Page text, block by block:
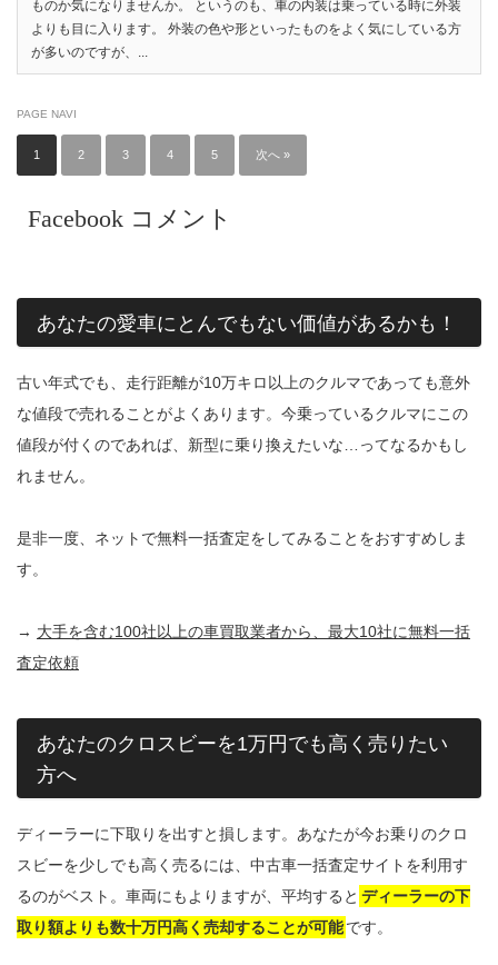
ものか気になりませんか。 というのも、車の内装は乗っている時に外装
よりも目に入ります。 外装の色や形といったものをよく気にしている方
が多いのですが、...
PAGE NAVI
1 2 3 4 5 次へ »
Facebook コメント
あなたの愛車にとんでもない価値があるかも！
古い年式でも、走行距離が10万キロ以上のクルマであっても意外
な値段で売れることがよくあります。今乗っているクルマにこの
値段が付くのであれば、新型に乗り換えたいな…ってなるかもし
れません。
是非一度、ネットで無料一括査定をしてみることをおすすめしま
す。
→ 大手を含む100社以上の車買取業者から、最大10社に無料一括
査定依頼
あなたのクロスビーを1万円でも高く売りたい
方へ
ディーラーに下取りを出すと損します。あなたが今お乗りのクロ
スビーを少しでも高く売るには、中古車一括査定サイトを利用す
るのがベスト。車両にもよりますが、平均すると ディーラーの下
取り額よりも数十万円高く売却することが可能です。